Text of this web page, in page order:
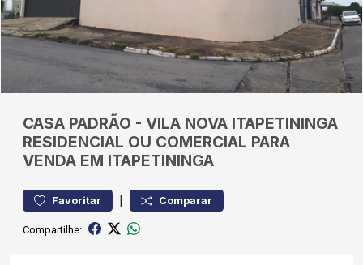
CASA PADRÃO - VILA NOVA ITAPETININGA
RESIDENCIAL OU COMERCIAL PARA
VENDA EM ITAPETININGA
Favoritar | Comparar
Compartilhe: